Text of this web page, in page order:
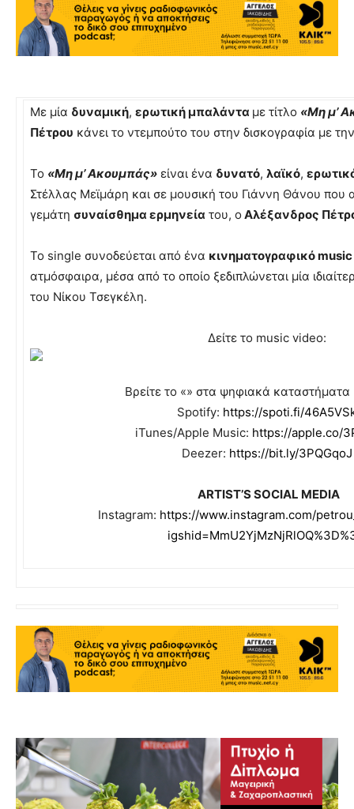
Με μία δυναμική, ερωτική μπαλάντα με τίτλο «Μη μ’
Πέτρου κάνει το ντεμπούτο του στην δισκογραφία με
Το «Μη μ’ Ακουμπάς» είναι ένα δυνατό, λαϊκό,
Στέλλας Μεϊμάρη και σε μουσική του Γιάννη Θάνου που
γεμάτη συναίσθημα ερμηνεία του, ο Αλέξανδρος
To single συνοδεύεται από ένα κινηματογραφικό
ατμόσφαιρα, μέσα από το οποίο ξεδιπλώνεται μία
του Νίκου Τσεγκέλη.
Δείτε το music video:
Βρείτε το «» στα ψηφιακά καταστήματα
Spotify: https://spoti.fi/
iTunes/Apple Music: https://apple.co/
Deezer: https://bit.ly/3PQGqoJ
ARTIST’S SOCIAL MEDIA
Instagram: https://www.instagram.com/